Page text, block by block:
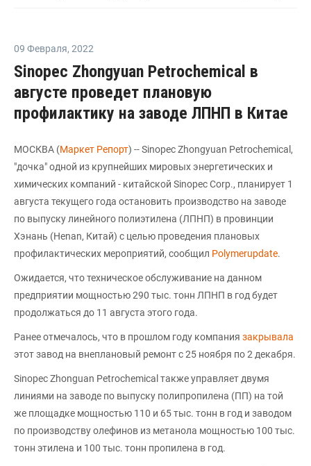
09 Февраля, 2022
Sinopec Zhongyuan Petrochemical в
августе проведет плановую
профилактику на заводе ЛПНП в Китае
МОСКВА (Маркет Репорт) -- Sinopec Zhongyuan Petrochemical,
"дочка" одной из крупнейших мировых энергетических и
химических компаний - китайской Sinopec Corp., планирует 1
августа текущего года остановить производство на заводе
по выпуску линейного полиэтилена (ЛПНП) в провинции
Хэнань (Henan, Китай) с целью проведения плановых
профилактических мероприятий, сообщил Polymerupdate.
Ожидается, что техническое обслуживание на данном
предприятии мощностью 290 тыс. тонн ЛПНП в год будет
продолжаться до 11 августа этого года.
Ранее отмечалось, что в прошлом году компания закрывала
этот завод на внеплановый ремонт с 25 ноября по 2 декабря.
Sinopec Zhonguan Petrochemical также управляет двумя
линиями на заводе по выпуску полипропилена (ПП) на той
же площадке мощностью 110 и 65 тыс. тонн в год и заводом
по производству олефинов из метанола мощностью 100 тыс.
тонн этилена и 100 тыс. тонн пропилена в год.